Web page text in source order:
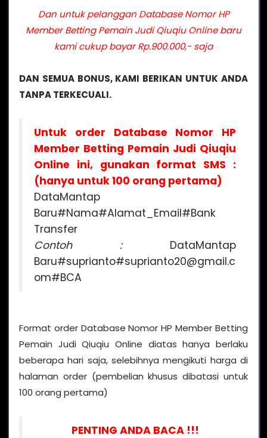
Dan untuk pelanggan Database Nomor HP
Member Betting Pemain Judi Qiuqiu Online baru
kami cukup bayar Rp.900.000,- saja
DAN SEMUA BONUS, KAMI BERIKAN UNTUK ANDA
TANPA TERKECUALI.
Untuk order Database Nomor HP
Member Betting Pemain Judi Qiuqiu
Online ini, gunakan format SMS :
(hanya untuk 100 orang pertama)
DataMantap
Baru#Nama#Alamat_Email#Bank
Transfer
Contoh :DataMantap
Baru#suprianto#suprianto20@gmail.c
om#BCA
Format order Database Nomor HP Member Betting
Pemain Judi Qiuqiu Online diatas hanya berlaku
beberapa hari saja, selebihnya mengikuti harga di
halaman order (pembelian khusus dibatasi untuk
100 orang pertama)
PENTING ANDA BACA !!!